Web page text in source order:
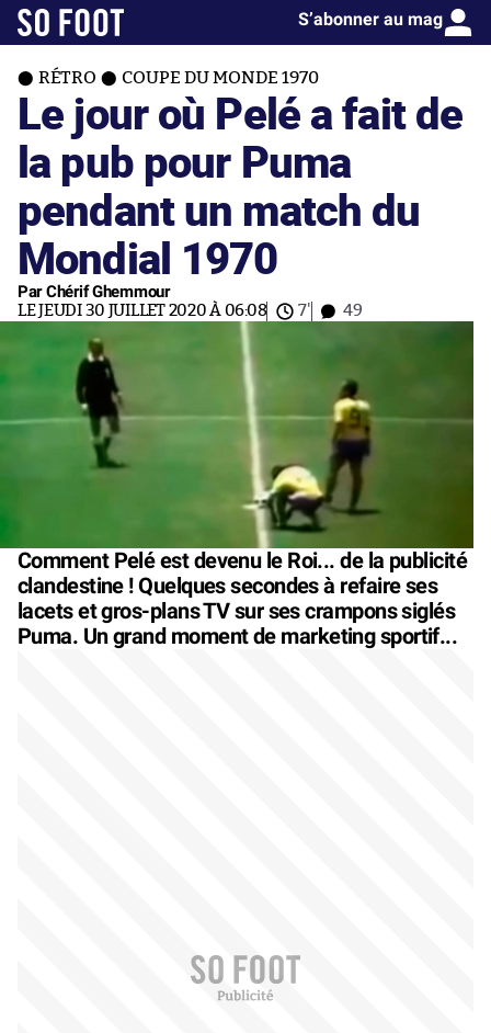
S’abonner au mag
RÉTRO COUPE DU MONDE 1970
Le jour où Pelé a fait de
la pub pour Puma
pendant un match du
Mondial 1970
Par Chérif Ghemmour
LE JEUDI 30 JUILLET 2020 À 06:08 7' 49
Comment Pelé est devenu le Roi... de la publicité
clandestine ! Quelques secondes à refaire ses
lacets et gros-plans TV sur ses crampons siglés
Puma. Un grand moment de marketing sportif...